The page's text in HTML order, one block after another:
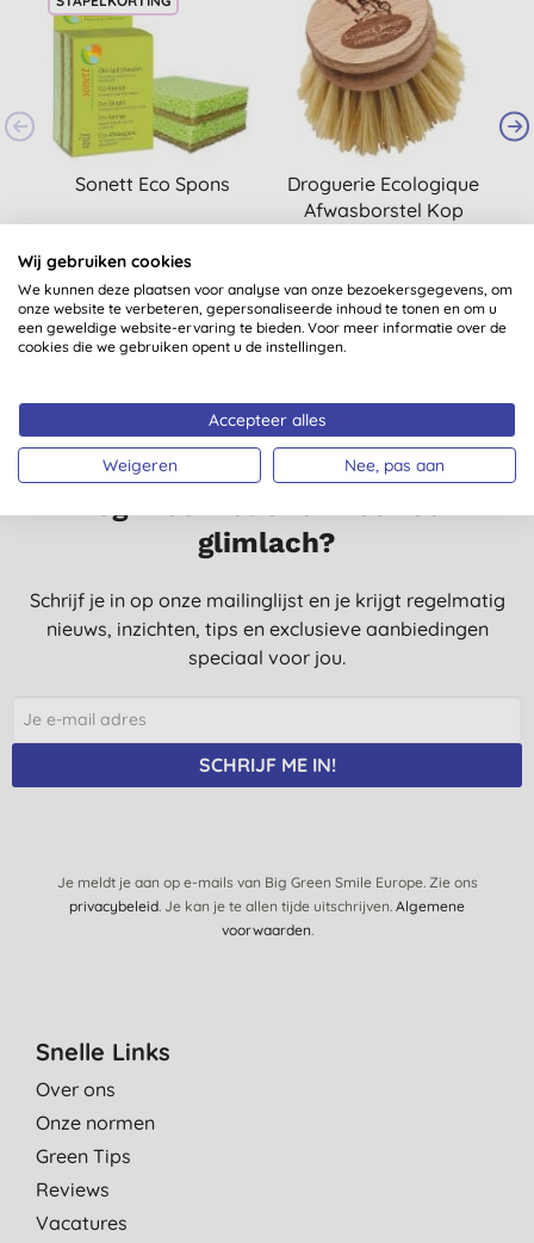
Sonett Eco Spons
€ 3,65 KOPEN
Droguerie Ecologique
Afwasborstel Kop
glimlach?
Schrijf je in op onze mailinglijst en je krijgt regelmatig
nieuws, inzichten, tips en exclusieve aanbiedingen
speciaal voor jou.
SCHRIJF ME IN!
Je meldt je aan op e-mails van Big Green Smile Europe. Zie ons
privacybeleid. Je kan je te allen tijde uitschrijven. Algemene
voorwaarden.
Snelle Links
Over ons
Onze normen
Green Tips
Reviews
Vacatures
Wij gebruiken cookies
We kunnen deze plaatsen voor analyse van onze bezoekersgegevens, om
onze website te verbeteren, gepersonaliseerde inhoud te tonen en om u
een geweldige website-ervaring te bieden. Voor meer informatie over de
cookies die we gebruiken opent u de instellingen.
Accepteer alles
Weigeren Nee, pas aan